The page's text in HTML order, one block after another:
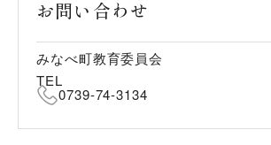
お問い合わせ
みなべ町教育委員会
TEL
0739-74-3134